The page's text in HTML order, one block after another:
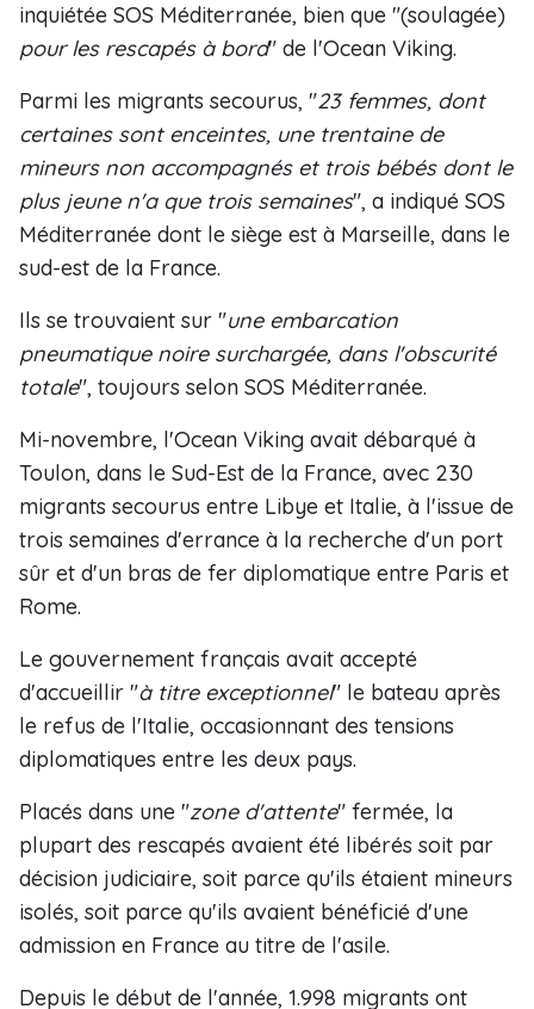
inquiétée SOS Méditerranée, bien que "(soulagée)
pour les rescapés à bord" de l'Ocean Viking.
Parmi les migrants secourus, "23 femmes, dont
certaines sont enceintes, une trentaine de
mineurs non accompagnés et trois bébés dont le
plus jeune n'a que trois semaines", a indiqué SOS
Méditerranée dont le siège est à Marseille, dans le
sud-est de la France.
Ils se trouvaient sur "une embarcation
pneumatique noire surchargée, dans l'obscurité
totale", toujours selon SOS Méditerranée.
Mi-novembre, l'Ocean Viking avait débarqué à
Toulon, dans le Sud-Est de la France, avec 230
migrants secourus entre Libye et Italie, à l'issue de
trois semaines d'errance à la recherche d'un port
sûr et d'un bras de fer diplomatique entre Paris et
Rome.
Le gouvernement français avait accepté
d'accueillir "à titre exceptionnel" le bateau après
le refus de l'Italie, occasionnant des tensions
diplomatiques entre les deux pays.
Placés dans une "zone d'attente" fermée, la
plupart des rescapés avaient été libérés soit par
décision judiciaire, soit parce qu'ils étaient mineurs
isolés, soit parce qu'ils avaient bénéficié d'une
admission en France au titre de l'asile.
Depuis le début de l'année, 1.998 migrants ont